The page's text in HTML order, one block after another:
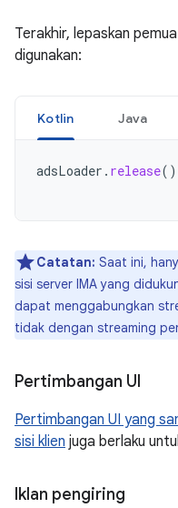
Terakhir, lepaskan
digunakan:
Kotlin Java
adsLoader . release()
Catatan: Saat ini,
sisi server IMA yang
dapat menggabungkan
tidak dengan streaming
Pertimbangan UI
Pertimbangan UI yang
sisi klien juga berlaku
Iklan pengiring